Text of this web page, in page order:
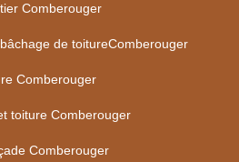
Comberouger
de toitureComberouger
Comberouger
toiture Comberouger
Comberouger